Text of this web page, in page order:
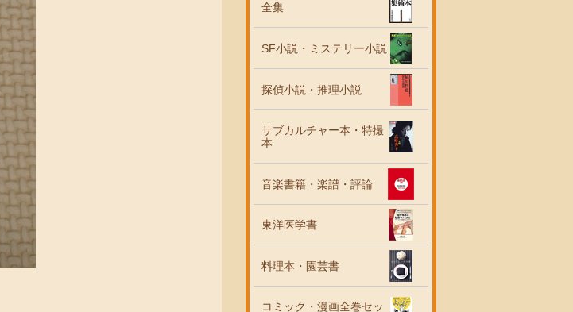
全集
SF小説・ミステリー小説
探偵小説・推理小説
サブカルチャー本・特撮
本
音楽書籍・楽譜・評論
東洋医学書
料理本・園芸書
コミック・漫画全巻セッ